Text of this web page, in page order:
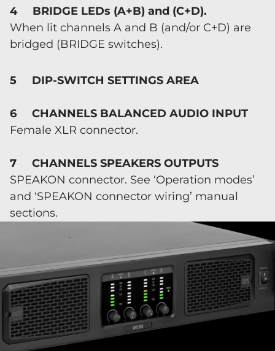
4 BRIDGE LEDs (A+B) and (C+D).
When lit channels A and B (and/or C+D) are
bridged (BRIDGE switches).
5 DIP-SWITCH SETTINGS AREA
6 CHANNELS BALANCED AUDIO INPUT
Female XLR connector.
7 CHANNELS SPEAKERS OUTPUTS
SPEAKON connector. See ‘Operation modes’
and ‘SPEAKON connector wiring’ manual
sections.